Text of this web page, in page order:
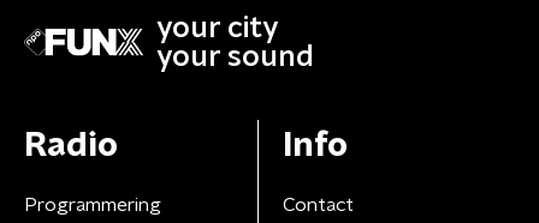
your city
your sound
Radio
Programmering
Info
Contact